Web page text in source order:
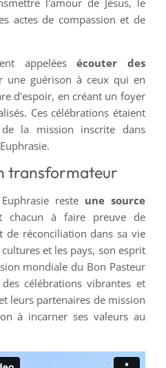
l'amour de Jésus, le
actes de compassion et de
appeléesécouter des
une guérison à ceux qui en
d'espoir, en créant un foyer
Ces célébrations étaient
la mission inscrite dans
transformateur
reste une source
chacun à faire preuve de
de réconciliation dans sa vie
et les pays, son esprit
mondiale du Bon Pasteur
célébrations vibrantes et
leurs partenaires de mission
à incarner ses valeurs au